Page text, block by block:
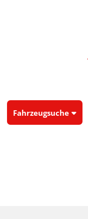
Fahrzeugsuche